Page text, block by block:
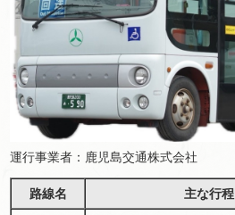
運行事業者：鹿児島交通株式会社
路線名 主な行程